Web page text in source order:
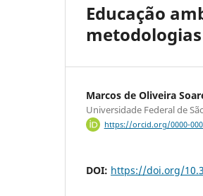
Educação
Marcos de Oliveira
Universidade Federal de
https://orcid.org/0000-
DOI: https://doi.org/